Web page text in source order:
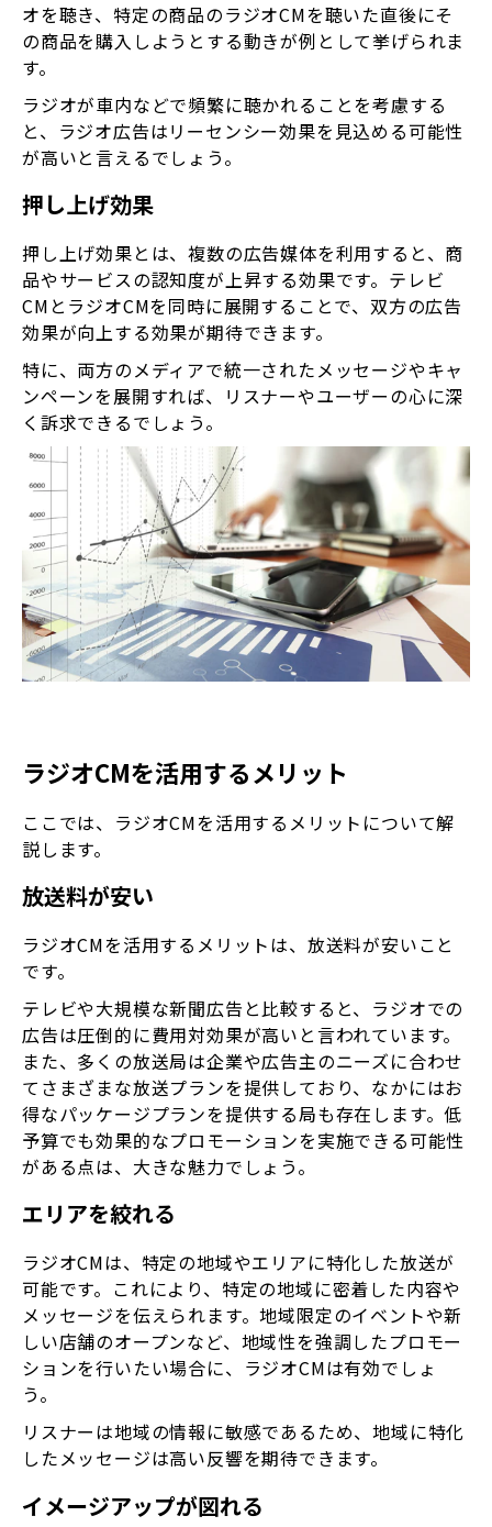
オを聴き、特定の商品のラジオCMを聴いた直後にそ
の商品を購入しようとする動きが例として挙げられま
す。
ラジオが車内などで頻繁に聴かれることを考慮する
と、ラジオ広告はリーセンシー効果を見込める可能性
が高いと言えるでしょう。
押し上げ効果
押し上げ効果とは、複数の広告媒体を利用すると、商
品やサービスの認知度が上昇する効果です。テレビ
CMとラジオCMを同時に展開することで、双方の広告
効果が向上する効果が期待できます。
特に、両方のメディアで統一されたメッセージやキャ
ンペーンを展開すれば、リスナーやユーザーの心に深
く訴求できるでしょう。
ラジオCMを活用するメリット
ここでは、ラジオCMを活用するメリットについて解
説します。
放送料が安い
ラジオCMを活用するメリットは、放送料が安いこと
です。
テレビや大規模な新聞広告と比較すると、ラジオでの
広告は圧倒的に費用対効果が高いと言われています。
また、多くの放送局は企業や広告主のニーズに合わせ
てさまざまな放送プランを提供しており、なかにはお
得なパッケージプランを提供する局も存在します。低
予算でも効果的なプロモーションを実施できる可能性
がある点は、大きな魅力でしょう。
エリアを絞れる
ラジオCMは、特定の地域やエリアに特化した放送が
可能です。これにより、特定の地域に密着した内容や
メッセージを伝えられます。地域限定のイベントや新
しい店舗のオープンなど、地域性を強調したプロモー
ションを行いたい場合に、ラジオCMは有効でしょ
う。
リスナーは地域の情報に敏感であるため、地域に特化
したメッセージは高い反響を期待できます。
イメージアップが図れる